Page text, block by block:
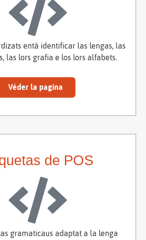
entà identificar las lengas, las
las lors grafia e los lors alfabets.
Véder la pagina
de POS
gramaticaus adaptat a la lenga